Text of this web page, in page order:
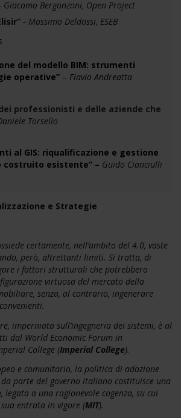
Giacomo Bergonzoni, Open Project
‐ Massimo Deldossi, ESEB
del modello BIM: strumenti
operative” – Flavio Andreatta
professionisti e delle aziende che
Torsello
al GIS: riqualificazione e gestione
costruito esistente” – Guido Cianciulli
e Strategie
certamente, nell’ambito del 4.0, vaste
però, altrettanti limiti. Si tratta, di
i fattori strutturali che potrebbero
virtuosa del mercato della
senza, al contrario, ingenerare
imperniata sull’ingegneria dei sistemi, è al
dal World Economic Forum in
College (Imperial College).
e comunitario, la politica di adozione
parte del governo italiano costituisce una
legata a una ragionevole cogenza, su cui
entrata in vigore (MIT).